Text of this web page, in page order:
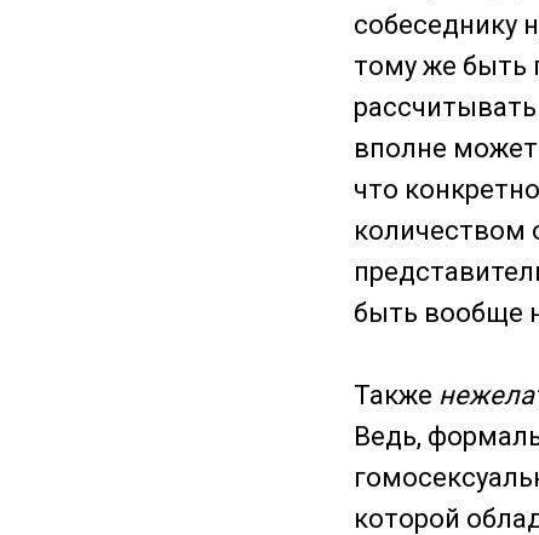
собеседнику
тому же быть
вполне может
что
количеством
быть вообще
Также
Ведь,
которой